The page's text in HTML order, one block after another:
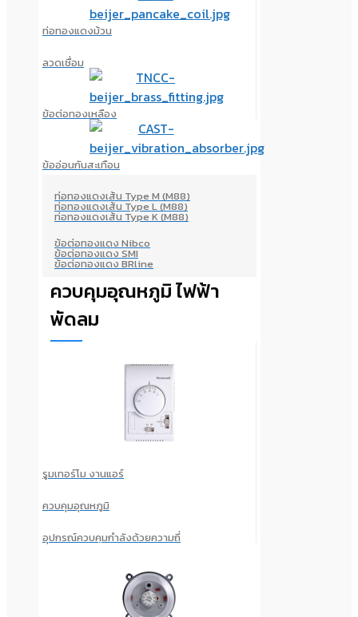
ท่อทองแดงม้วน
ลวดเชื่อม
ข้อต่อทองเหลือง
ข้ออ่อนกันสะเทือน
ท่อทองแดงเส้น Type M (M88)
ท่อทองแดงเส้น Type L (M88)
ท่อทองแดงเส้น Type K (M88)
ข้อต่อทองแดง Nibco
ข้อต่อทองแดง SMI
ข้อต่อทองแดง BRline
ควบคุมอุณหภูมิ ไฟฟ้า
พัดลม
รูมเทอร์โม งานแอร์
ควบคุมอุณหภูมิ
อุปกรณ์ควบคุมกำลังด้วยความถี่